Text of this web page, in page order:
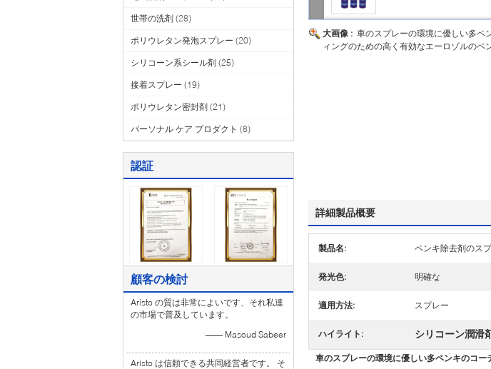
世帯の洗剤 (28)
ポリウレタン発泡スプレー (20)
シリコーン系シール剤 (25)
接着スプレー (19)
ポリウレタン密封剤 (21)
パーソナル ケア プロダクト (8)
認証
顧客の検討
Aristo の質は非常によいです、それ私達
の市場で普及しています。
—— Masoud Sabeer
Aristo は信頼できる共同経営者です。 そ
大画像 : 車のスプレーの環境に優しい多ペ
ィングのための高く有効なエーロゾルのペ
詳細製品概要
製品名: ペンキ除去剤のス
発光色: 明確な
適用方法: スプレー
ハイライト: シリコーン潤滑
車のスプレーの環境に優しい多ペンキのコ